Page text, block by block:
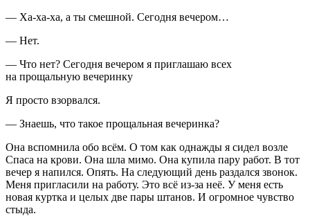
— Ха-ха-ха, а ты смешной. Сегодня вечером…
— Нет.
— Что нет? Сегодня вечером я приглашаю всех
на прощальную вечеринку
Я просто взорвался.
— Знаешь, что такое прощальная вечеринка?
Она вспомнила обо всём. О том как однажды я сидел возле
Спаса на крови. Она шла мимо. Она купила пару работ. В тот
вечер я напился. Опять. На следующий день раздался звонок.
Меня пригласили на работу. Это всё из-за неё. У меня есть
новая куртка и целых две пары штанов. И огромное чувство
стыда.